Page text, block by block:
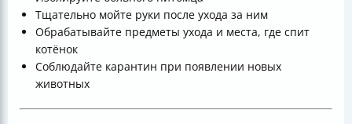
Тщательно мойте руки после ухода за ним
Обрабатывайте предметы ухода и места, где спит
котёнок
Соблюдайте карантин при появлении новых
животных